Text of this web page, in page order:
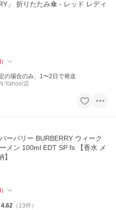
」 折りたたみ傘 - レッド レディ
）
の場合のみ、1〜2日で発送
Yahoo!店
ーバリー BURBERRY ウィーク
メン 100ml EDT SP fs 【香水 メ
）
4.62（ 13件）